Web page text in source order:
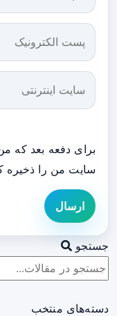
برای دفعه بعد که
سایت من را ذخیره
ارسال
جستجو
دسته‌های منتخب